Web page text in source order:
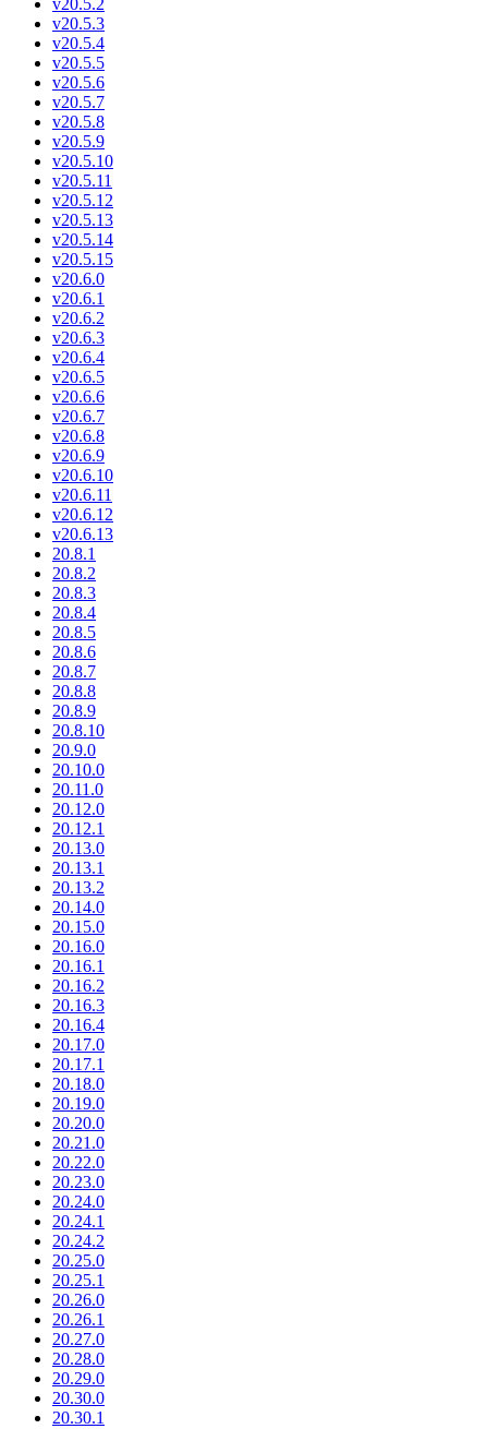
v20.5.3
v20.5.4
v20.5.5
v20.5.6
v20.5.7
v20.5.8
v20.5.9
v20.5.10
v20.5.11
v20.5.12
v20.5.13
v20.5.14
v20.5.15
v20.6.0
v20.6.1
v20.6.2
v20.6.3
v20.6.4
v20.6.5
v20.6.6
v20.6.7
v20.6.8
v20.6.9
v20.6.10
v20.6.11
v20.6.12
v20.6.13
20.8.1
20.8.2
20.8.3
20.8.4
20.8.5
20.8.6
20.8.7
20.8.8
20.8.9
20.8.10
20.9.0
20.10.0
20.11.0
20.12.0
20.12.1
20.13.0
20.13.1
20.13.2
20.14.0
20.15.0
20.16.0
20.16.1
20.16.2
20.16.3
20.16.4
20.17.0
20.17.1
20.18.0
20.19.0
20.20.0
20.21.0
20.22.0
20.23.0
20.24.0
20.24.1
20.24.2
20.25.0
20.25.1
20.26.0
20.26.1
20.27.0
20.28.0
20.29.0
20.30.0
20.30.1